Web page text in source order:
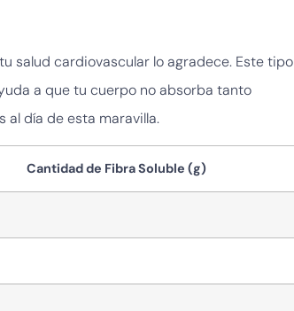
salud cardiovascular lo agradece. Este tipo
a que tu cuerpo no absorba tanto
al día de esta maravilla.
Cantidad de Fibra Soluble (g)